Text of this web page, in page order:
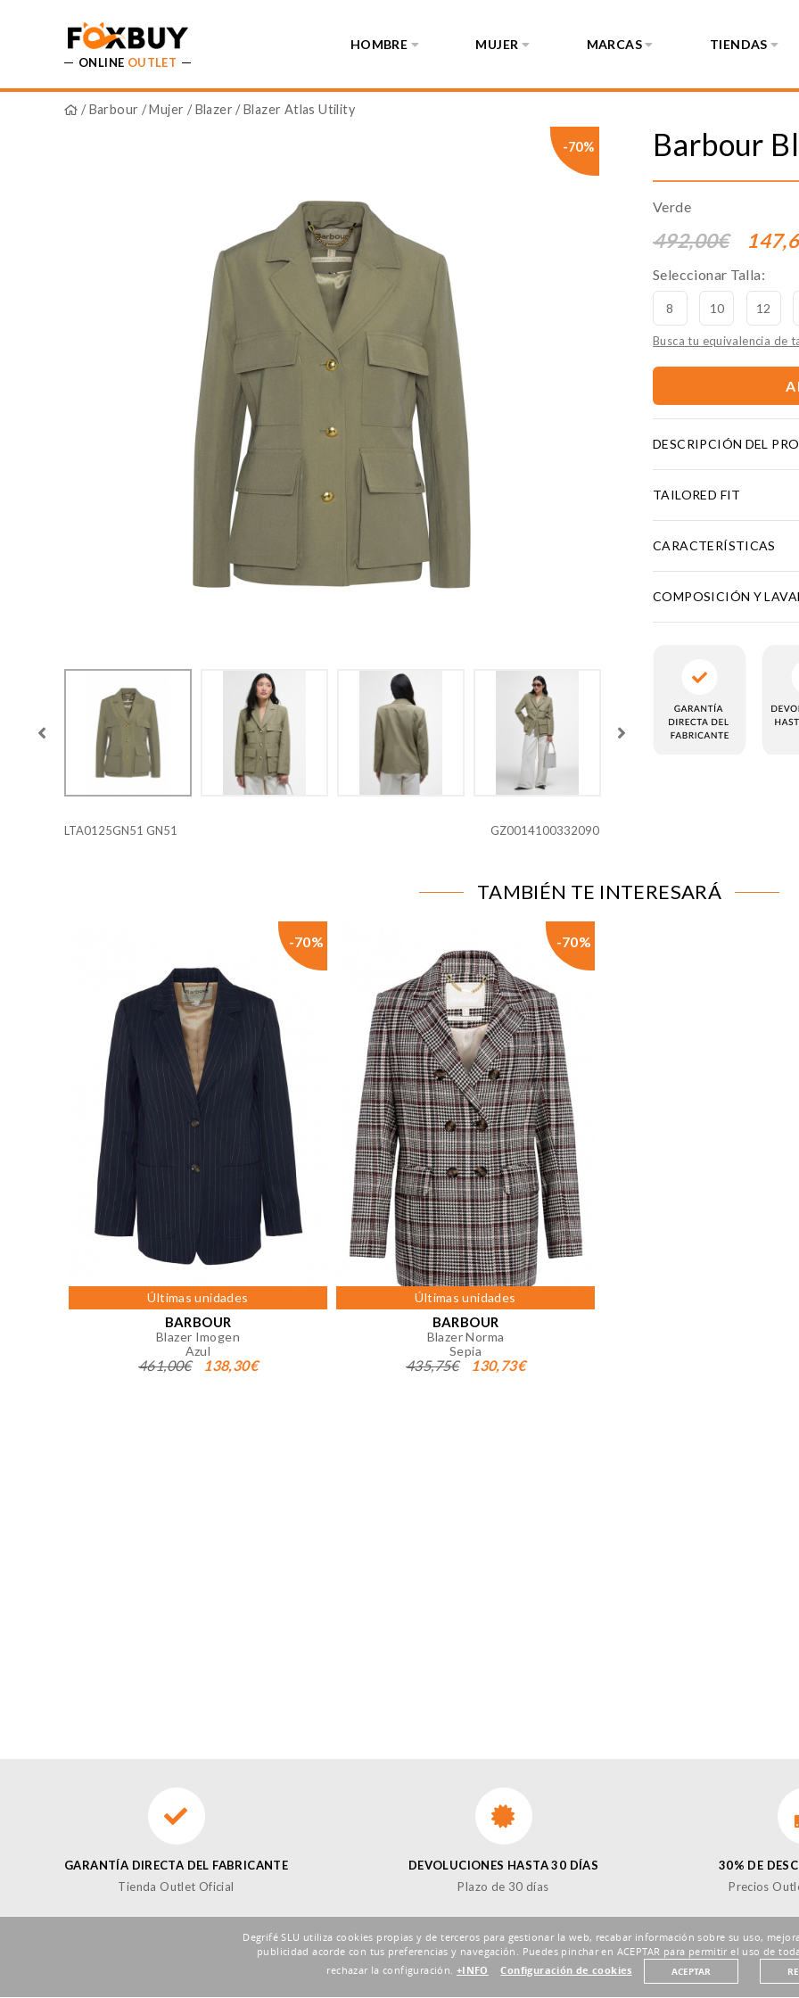
ONLINE OUTLET
HOMBRE MUJER MARCAS TIENDAS
/Barbour /Mujer /Blazer / Blazer Atlas Utility
-70%
LTA0125GN51 GN51 GZ0014100332090
Barbour
Verde
492,00€
Seleccionar Talla:
8 10 12
Busca tu equivalencia de
DESCRIPCIÓN DEL
TAILORED FIT
CARACTERÍSTICAS
COMPOSICIÓN Y
TAMBIÉN TE INTERESARÁ
Últimas unidades
-70%
BARBOUR
Blazer Imogen
Azul
461,00€ 138,30€
Últimas unidades
-70%
BARBOUR
Blazer Norma
Sepia
435,75€ 130,73€
GARANTÍA DIRECTA DEL FABRICANTE
Tienda Outlet Oficial
DEVOLUCIONES HASTA 30 DÍAS
Plazo de 30 días
30% DE
Precios
SUSCRÍBETE A LA NEWSLETTER DE FOXBUY
Degrifé SLU utiliza cookies propias y de terceros para gestionar la web, recabar información sobre su uso,
publicidad acorde con tus preferencias y navegación. Puedes pinchar en ACEPTAR para permitir el uso de
rechazar la configuración. +INFO Configuración de cookies ACEPTAR
CONFIGURACIÓN DE COOKIES
almacenan ninguna información de identificación personal.
Estas cookies nos permiten contar las visitas y fuentes de tráfico para poder evaluar el
mejorarlo. Nos ayudan a saber qué páginas son las más o menos visitadas, y cómo los
información que recogen estas cookies es agregada y, por lo tanto, es anónima.
Cookies de preferencias
Estas cookies permiten a la página web recordar información que cambia la forma en que la
que tiene, como su idioma preferido o la región en la que usted se encuentra.
Cookies de marketing
Estas cookies se utilizan para rastrear a los visitantes en las páginas web. La intención es
atractivos para el usuario individual.
GUARDAR CONFIGURACIÓN
Puedes volver a configurar tus cookies desde la sección "Configuración de cookies" al pie de la
política de cookies